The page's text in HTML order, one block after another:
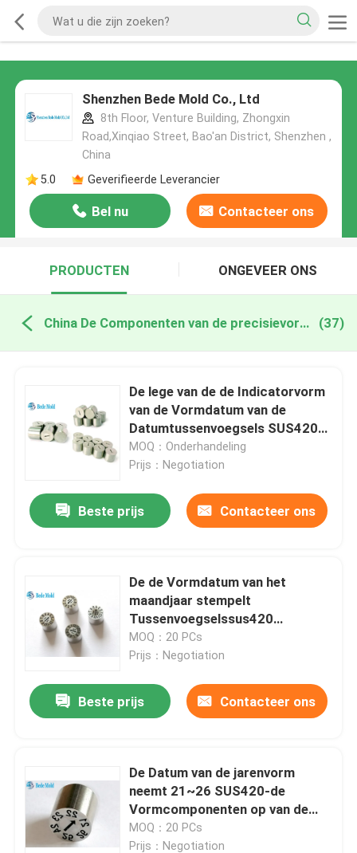
Shenzhen Bede Mold Co., Ltd
8th Floor, Venture Building, Zhongxin
Road,Xinqiao Street, Bao'an District, Shenzhen ,
China
5.0
Geverifieerde Leverancier
Bel nu Contacteer ons
PRODUCTEN ONGEVEER ONS
China De Componenten van de precisievorm (37)
De lege van de de Indicatorvorm
van de Vormdatum van de
Datumtussenvoegsels SUS420
Norm van de Materialentaiwan
MOQ：Onderhandeling
Prijs：Negotiation
Beste prijs Contacteer ons
De de Vormdatum van het
maandjaar stempelt
Tussenvoegselssus420
Materialen 48~52HRC
MOQ：20 PCs
Prijs：Negotiation
Beste prijs Contacteer ons
De Datum van de jarenvorm
neemt 21~26 SUS420-de
Vormcomponenten op van de
Materialenprecisie
MOQ：20 PCs
Prijs：Negotiation